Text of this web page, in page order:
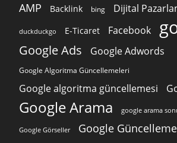
AMP Backlink bing Dijital
duckduckgo E-Ticaret Facebook
Google Ads Google Adwords
Google Algoritma Güncellemeleri
Google algoritma güncellemesi
Google Arama google arama
Google Görseller Google